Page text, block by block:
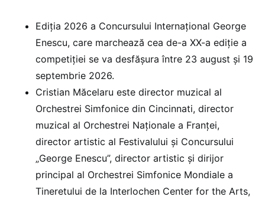
Ediția 2026 a Concursului Internațional George
Enescu, care marchează cea de-a XX-a ediție a
competiției se va desfășura între 23 august și 19
septembrie 2026.
Cristian Măcelaru este director muzical al
Orchestrei Simfonice din Cincinnati, director
muzical al Orchestrei Naționale a Franței,
director artistic al Festivalului și Concursului
„George Enescu”, director artistic și dirijor
principal al Orchestrei Simfonice Mondiale a
Tineretului de la Interlochen Center for the Arts,